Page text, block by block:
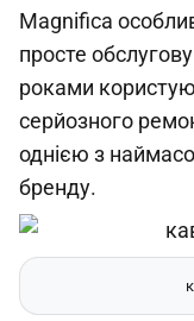
Magnifica
просте
роками
серйозного
однією з
бренду.